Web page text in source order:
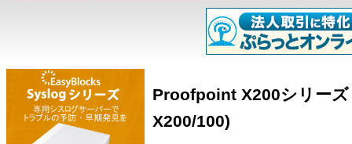
Proofpoint X200シリーズ
X200/100)